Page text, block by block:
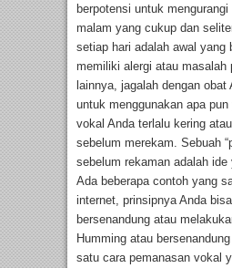
berpotensi untuk
malam yang cukup dan
setiap hari adalah awal yang
memiliki alergi atau masalah
lainnya, jagalah dengan obat
untuk menggunakan apa
vokal Anda terlalu kering
sebelum merekam. Sebuah
sebelum rekaman adalah ide
Ada beberapa contoh yang
internet, prinsipnya Anda
bersenandung atau
Humming atau
satu cara pemanasan vokal